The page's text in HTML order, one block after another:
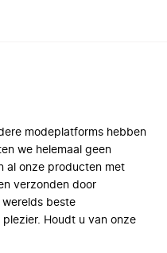
modeplatforms hebben
we helemaal geen
al onze producten met
verzonden door
beste
Houdt u van onze